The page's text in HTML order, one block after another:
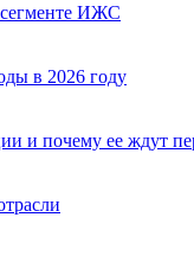
сегменте ИЖС
в 2026 году
и почему ее ждут